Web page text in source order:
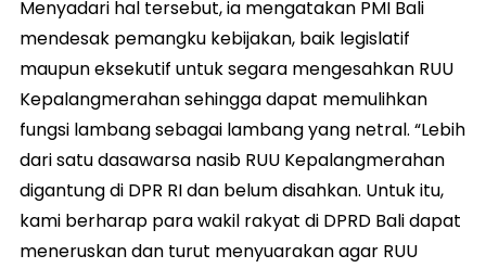
Menyadari hal tersebut, ia mengatakan PMI Bali
mendesak pemangku kebijakan, baik legislatif
maupun eksekutif untuk segara mengesahkan RUU
Kepalangmerahan sehingga dapat memulihkan
fungsi lambang sebagai lambang yang netral. “Lebih
dari satu dasawarsa nasib RUU Kepalangmerahan
digantung di DPR RI dan belum disahkan. Untuk itu,
kami berharap para wakil rakyat di DPRD Bali dapat
meneruskan dan turut menyuarakan agar RUU